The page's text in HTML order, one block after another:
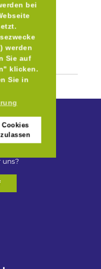
bei
werden
Sie auf
klicken.
Sie in
Cookies
zulassen
gelistet
Freizeittip zu
uns?